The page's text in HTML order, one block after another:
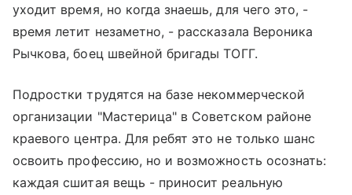
уходит время, но когда знаешь, для чего это, -
время летит незаметно, - рассказала Вероника
Рычкова, боец швейной бригады ТОГГ.
Подростки трудятся на базе некоммерческой
организации "Мастерица" в Советском районе
краевого центра. Для ребят это не только шанс
освоить профессию, но и возможность осознать:
каждая сшитая вещь - приносит реальную